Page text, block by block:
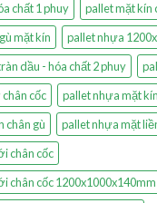
chất 1 phuy
pallet mặt kín
mặt kín
pallet nhựa
dầu - hóa chất 2 phuy
cốc
pallet nhựa mặt
chân gù
pallet nhựa mặt
chân cốc
chân cốc 1200x1000x140mm